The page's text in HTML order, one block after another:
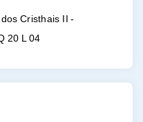
Cristhais II -
20 L 04